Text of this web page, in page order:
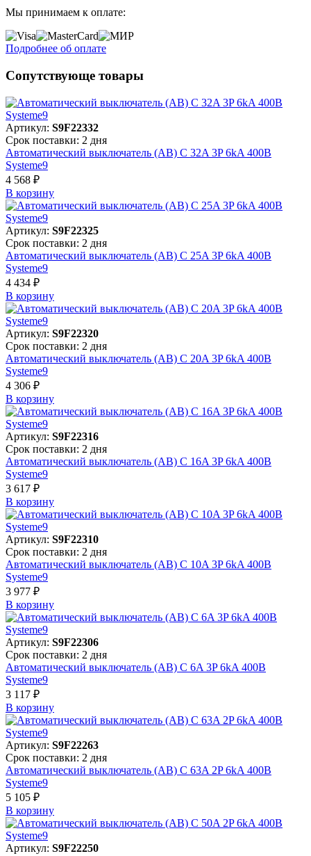
Мы принимаем к оплате:
Подробнее об оплате
Сопутствующе товары
Артикул: S9F22332
Срок поставки: 2 дня
Автоматический выключатель (АВ) C 32A 3P 6kA 400В
Systeme9
4 568 ₽
В корзинy
Артикул: S9F22325
Срок поставки: 2 дня
Автоматический выключатель (АВ) C 25A 3P 6kA 400В
Systeme9
4 434 ₽
В корзинy
Артикул: S9F22320
Срок поставки: 2 дня
Автоматический выключатель (АВ) C 20A 3P 6kA 400В
Systeme9
4 306 ₽
В корзинy
Артикул: S9F22316
Срок поставки: 2 дня
Автоматический выключатель (АВ) C 16A 3P 6kA 400В
Systeme9
3 617 ₽
В корзинy
Артикул: S9F22310
Срок поставки: 2 дня
Автоматический выключатель (АВ) C 10A 3P 6kA 400В
Systeme9
3 977 ₽
В корзинy
Артикул: S9F22306
Срок поставки: 2 дня
Автоматический выключатель (АВ) C 6A 3P 6kA 400В
Systeme9
3 117 ₽
В корзинy
Артикул: S9F22263
Срок поставки: 2 дня
Автоматический выключатель (АВ) C 63A 2P 6kA 400В
Systeme9
5 105 ₽
В корзинy
Артикул: S9F22250